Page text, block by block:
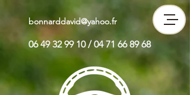
bonnarddavid@yahoo.fr
06 49 32 99 10 /04 71 66 89 68